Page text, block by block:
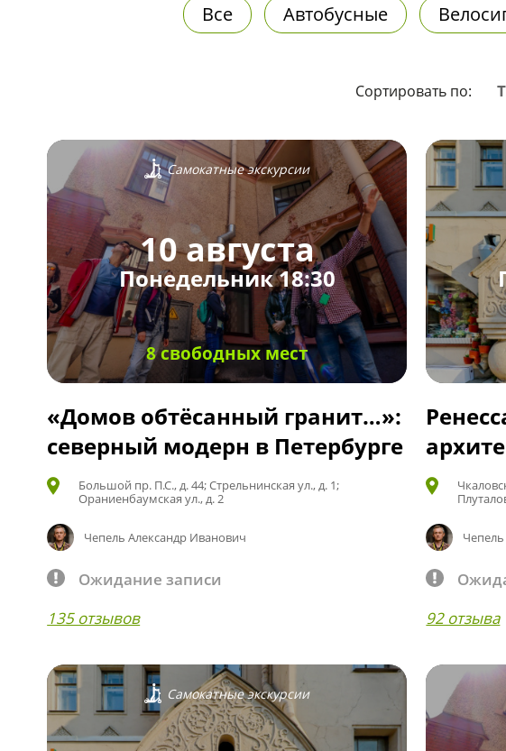
Все Автобусные
Сортировать по:
Самокатные экскурсии
10 августа
Понедельник 18:30
8 свободных мест
«Домов обтёсанный гранит…»:
северный модерн в Петербурге
Большой пр. П.С., д. 44; Стрельнинская ул., д. 1;
Ораниенбаумская ул., д. 2
Чепель Александр Иванович
Ожидание записи
135 отзывов
92 отзыва
Самокатные экскурсии